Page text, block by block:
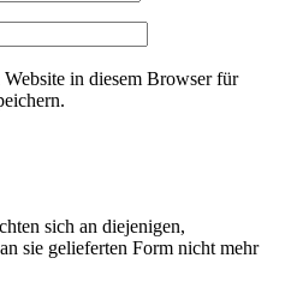
in diesem Browser für
sich an diejenigen,
sie gelieferten Form nicht mehr